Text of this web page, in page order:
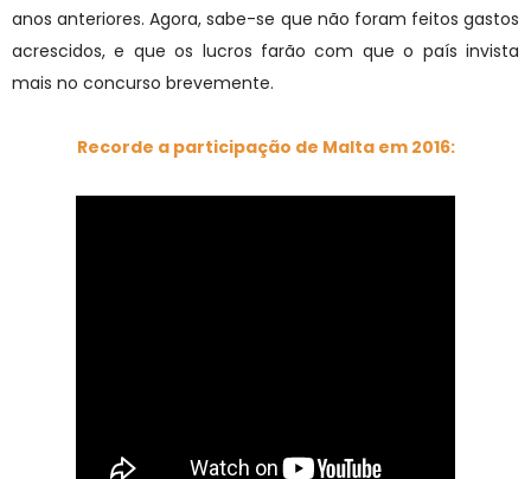
anos anteriores. Agora, sabe-se que não foram feitos gastos
acrescidos, e que os lucros farão com que o país invista
mais no concurso brevemente.
Recorde a participação de Malta em 2016: